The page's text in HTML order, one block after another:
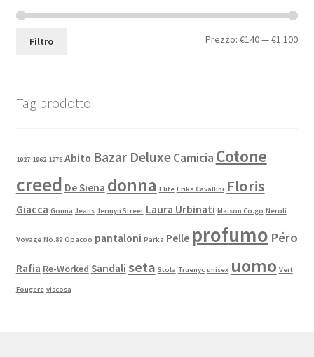
Filtro Prezzo:€140—€1.100
Tag prodotto
1927 1962 1976 Abito Bazar DeluxeCamicia Cotone
creed De Siena donna Elite Erika Cavallini Floris
Giacca Gonna Jeans Jermyn Street Laura Urbinati Maison Co.go Neroli
Voyage No.89 Opacoo pantaloni Parka Pelle profumo Péro
Rafia Re-Worked Sandali seta Stola Truenyc unisex uomo Vert
Fougere viscosa